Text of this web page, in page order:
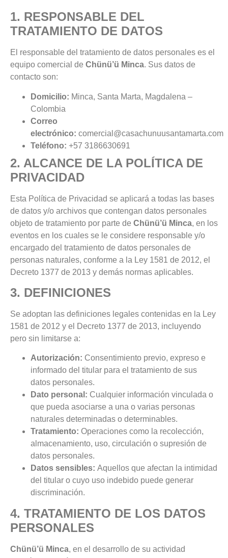
1. RESPONSABLE DEL
TRATAMIENTO DE DATOS
El responsable del tratamiento de datos personales es el
equipo comercial de Chünü’ü Minca. Sus datos de
contacto son:
Domicilio: Minca, Santa Marta, Magdalena –
Colombia
Correo
electrónico: comercial@casachunuusantamarta.com
Teléfono: +57 3186630691
2. ALCANCE DE LA POLÍTICA DE
PRIVACIDAD
Esta Política de Privacidad se aplicará a todas las bases
de datos y/o archivos que contengan datos personales
objeto de tratamiento por parte de Chünü’ü Minca, en los
eventos en los cuales se le considere responsable y/o
encargado del tratamiento de datos personales de
personas naturales, conforme a la Ley 1581 de 2012, el
Decreto 1377 de 2013 y demás normas aplicables.
3. DEFINICIONES
Se adoptan las definiciones legales contenidas en la Ley
1581 de 2012 y el Decreto 1377 de 2013, incluyendo
pero sin limitarse a:
Autorización: Consentimiento previo, expreso e
informado del titular para el tratamiento de sus
datos personales.
Dato personal: Cualquier información vinculada o
que pueda asociarse a una o varias personas
naturales determinadas o determinables.
Tratamiento: Operaciones como la recolección,
almacenamiento, uso, circulación o supresión de
datos personales.
Datos sensibles: Aquellos que afectan la intimidad
del titular o cuyo uso indebido puede generar
discriminación.
4. TRATAMIENTO DE LOS DATOS
PERSONALES
Chünü’ü Minca, en el desarrollo de su actividad